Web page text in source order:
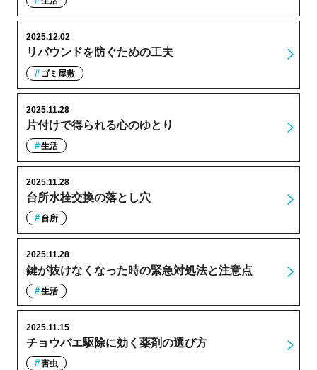
リバウンドを防ぐための工夫
2025.12.02
ゴミ屋敷
片付けで得られる心のゆとり
2025.11.28
生活
台所水栓交換の落とし穴
2025.11.28
台所
鍵が抜けなくなった時の緊急対処法と注意点
2025.11.28
生活
チョウバエ駆除に効く薬剤の選び方
2025.11.15
害虫